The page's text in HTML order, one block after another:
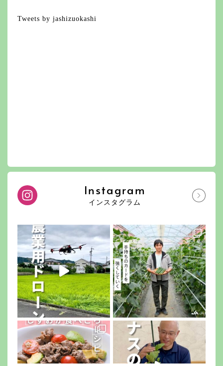
Tweets by jashizuokashi
Instagram
インスタグラム